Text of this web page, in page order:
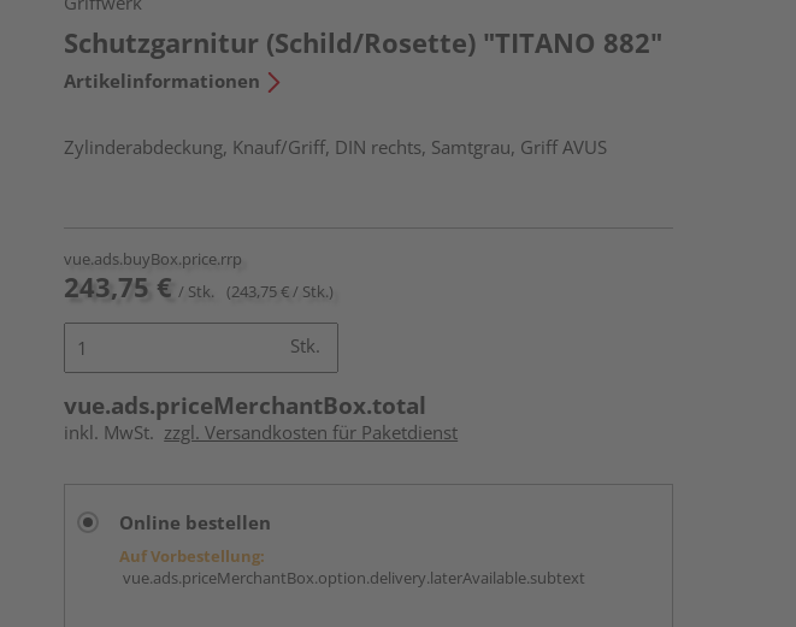
Schutzgarnitur (Schild/Rosette) "TITANO 882"
Artikelinformationen
Zylinderabdeckung, Knauf/Griff, DIN rechts, Samtgrau, Griff AVUS
vue.ads.buyBox.price.rrp
243,75 € / Stk. (243,75 € / Stk.)
Stk.
vue.ads.priceMerchantBox.total
inkl. MwSt. zzgl. Versandkosten für Paketdienst
Online bestellen
Auf Vorbestellung:
vue.ads.priceMerchantBox.option.delivery.laterAvailable.subtext